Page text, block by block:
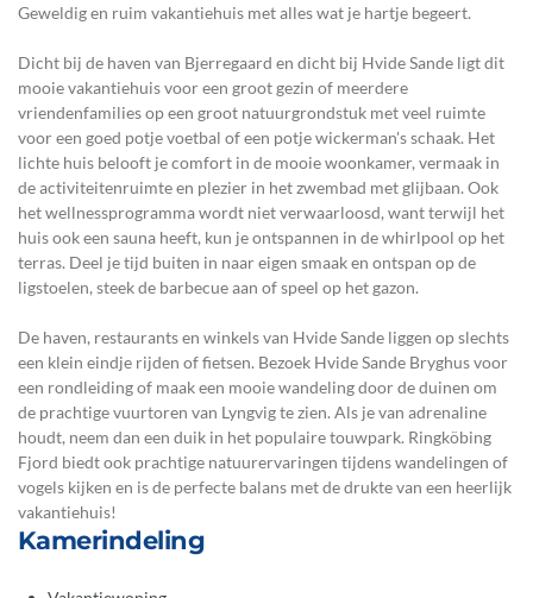
Geweldig en ruim vakantiehuis met alles wat je hartje begeert.
Dicht bij de haven van Bjerregaard en dicht bij Hvide Sande ligt dit
mooie vakantiehuis voor een groot gezin of meerdere
vriendenfamilies op een groot natuurgrondstuk met veel ruimte
voor een goed potje voetbal of een potje wickerman's schaak. Het
lichte huis belooft je comfort in de mooie woonkamer, vermaak in
de activiteitenruimte en plezier in het zwembad met glijbaan. Ook
het wellnessprogramma wordt niet verwaarloosd, want terwijl het
huis ook een sauna heeft, kun je ontspannen in de whirlpool op het
terras. Deel je tijd buiten in naar eigen smaak en ontspan op de
ligstoelen, steek de barbecue aan of speel op het gazon.
De haven, restaurants en winkels van Hvide Sande liggen op slechts
een klein eindje rijden of fietsen. Bezoek Hvide Sande Bryghus voor
een rondleiding of maak een mooie wandeling door de duinen om
de prachtige vuurtoren van Lyngvig te zien. Als je van adrenaline
houdt, neem dan een duik in het populaire touwpark. Ringköbing
Fjord biedt ook prachtige natuurervaringen tijdens wandelingen of
vogels kijken en is de perfecte balans met de drukte van een heerlijk
vakantiehuis!
Kamerindeling